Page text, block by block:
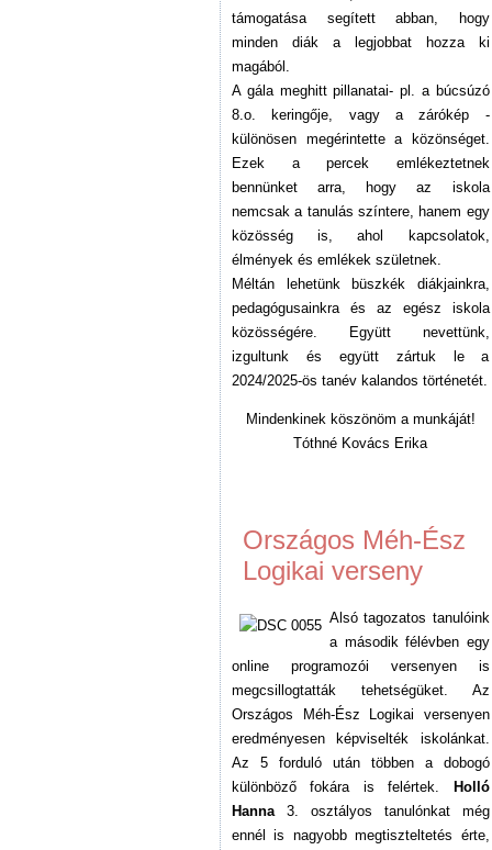
támogatása segített abban, hogy
minden diák a legjobbat hozza ki
magából.
A gála meghitt pillanatai- pl. a búcsúzó
8.o. keringője, vagy a zárókép -
különösen megérintette a közönséget.
Ezek a percek emlékeztetnek
bennünket arra, hogy az iskola
nemcsak a tanulás színtere, hanem egy
közösség is, ahol kapcsolatok,
élmények és emlékek születnek.
Méltán lehetünk büszkék diákjainkra,
pedagógusainkra és az egész iskola
közösségére. Együtt nevettünk,
izgultunk és együtt zártuk le a
2024/2025-ös tanév kalandos történetét.
Mindenkinek köszönöm a munkáját!
Tóthné Kovács Erika
Országos Méh-Ész
Logikai verseny
Alsó tagozatos tanulóink
a második félévben egy
online programozói versenyen is
megcsillogtatták tehetségüket. Az
Országos Méh-Ész Logikai versenyen
eredményesen képviselték iskolánkat.
Az 5 forduló után többen a dobogó
különböző fokára is felértek.
Holló
Hanna3. osztályos tanulónkat még
ennél is nagyobb megtiszteltetés érte,